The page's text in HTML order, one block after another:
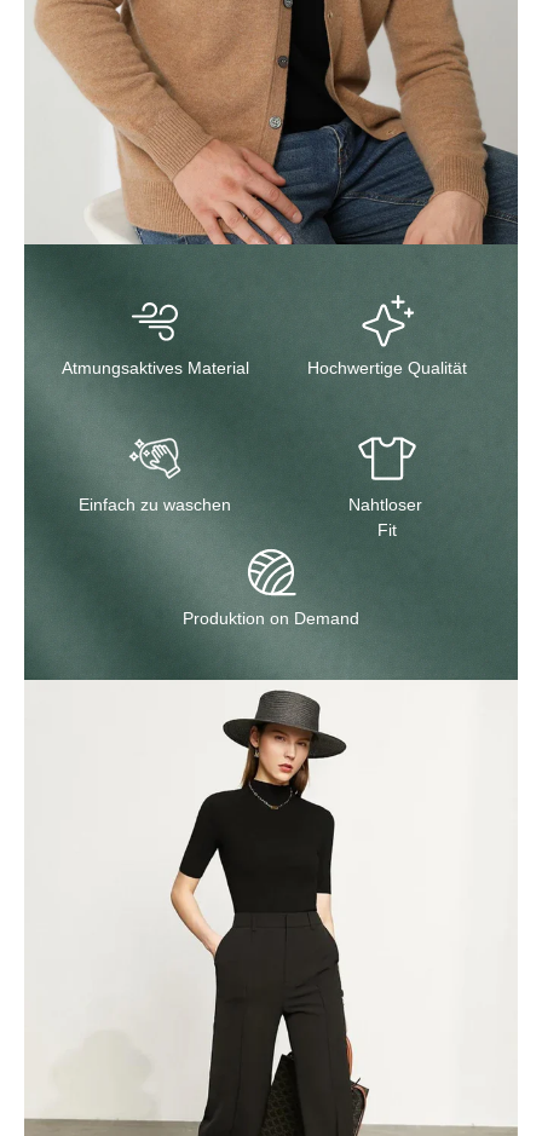
Atmungsaktives Material Hochwertige Qualität
Einfach zu waschen
Nahtloser
Fit
Produktion on Demand